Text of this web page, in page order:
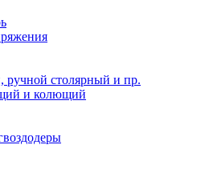
ручной столярный и пр.
и колющий